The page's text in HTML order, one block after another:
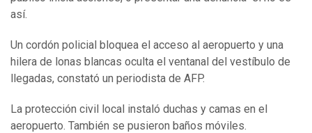
así.
Un cordón policial bloquea el acceso al aeropuerto y una
hilera de lonas blancas oculta el ventanal del vestíbulo de
llegadas, constató un periodista de AFP.
La protección civil local instaló duchas y camas en el
aeropuerto. También se pusieron baños móviles.